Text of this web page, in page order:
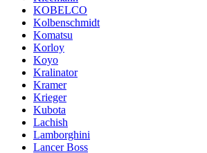
KOBELCO
Kolbenschmidt
Komatsu
Korloy
Koyo
Kralinator
Kramer
Krieger
Kubota
Lachish
Lamborghini
Lancer Boss